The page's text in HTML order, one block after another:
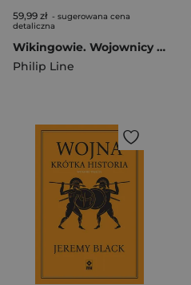
59,99 zł - sugerowana cena
detaliczna
Wikingowie. Wojownicy Północy wyd. 2024
Philip Line